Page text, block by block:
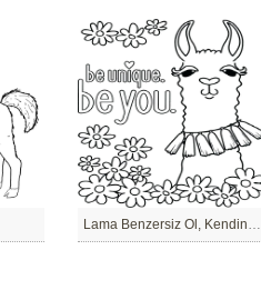
Lama Benzersiz Ol, Kendin Ol